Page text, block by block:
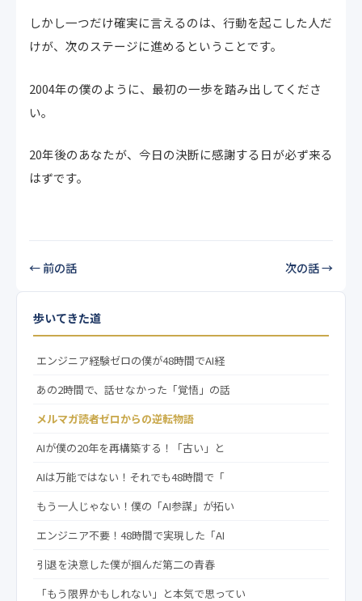
しかし一つだけ確実に言えるのは、行動を起こした人だ
けが、次のステージに進めるということです。
2004年の僕のように、最初の一歩を踏み出してくださ
い。
20年後のあなたが、今日の決断に感謝する日が必ず来る
はずです。
← 前の話 次の話 →
歩いてきた道
エンジニア経験ゼロの僕が48時間でAI経
あの2時間で、話せなかった「覚悟」の話
メルマガ読者ゼロからの逆転物語
AIが僕の20年を再構築する！「古い」と
AIは万能ではない！それでも48時間で「
もう一人じゃない！僕の「AI参謀」が拓い
エンジニア不要！48時間で実現した「AI
引退を決意した僕が掴んだ第二の青春
「もう限界かもしれない」と本気で思ってい